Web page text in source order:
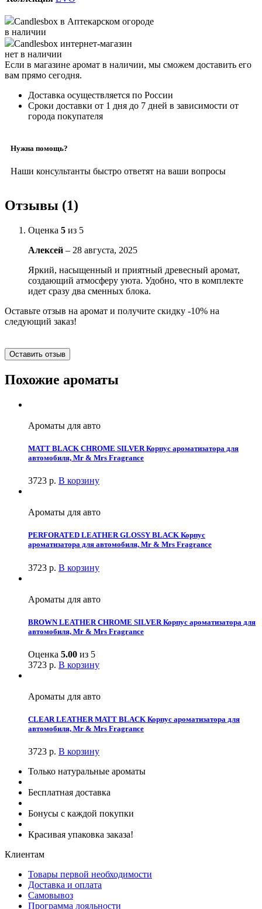
Candlesbox в Аптекарском огороде
в наличии
Candlesbox интернет-магазин
нет в наличии
Если в магазине аромат в наличии, мы сможем доставить его
вам прямо сегодня.
Доставка осуществляется по России
Сроки доставки от 1 дня до 7 дней в зависимости от
города покупателя
Нужна помощь?
Наши консультанты быстро ответят на ваши вопросы
Отзывы (1)
Оценка 5 из 5
Алексей – 28 августа, 2025
Яркий, насыщенный и приятный древесный аромат,
создающий атмосферу уюта. Удобно, что в комплекте
идет сразу два сменных блока.
Оставьте отзыв на аромат и получите скидку -10% на
следующий заказ!
Оставить отзыв
Похожие ароматы
Ароматы для авто
MATT BLACK CHROME SILVER Корпус ароматизатора для
автомобиля, Mr & Mrs Fragrance
3723 р. В корзину
Ароматы для авто
PERFORATED LEATHER GLOSSY BLACK Корпус
ароматизатора для автомобиля, Mr & Mrs Fragrance
3723 р. В корзину
Ароматы для авто
BROWN LEATHER CHROME SILVER Корпус ароматизатора для
автомобиля, Mr & Mrs Fragrance
Оценка 5.00 из 5
3723 р. В корзину
Ароматы для авто
CLEAR LEATHER MATT BLACK Корпус ароматизатора для
автомобиля, Mr & Mrs Fragrance
3723 р. В корзину
Только натуральные ароматы
Бесплатная доставка
Бонусы с каждой покупки
Красивая упаковка заказа!
Клиентам
Товары первой необходимости
Доставка и оплата
Самовывоз
Программа лояльности